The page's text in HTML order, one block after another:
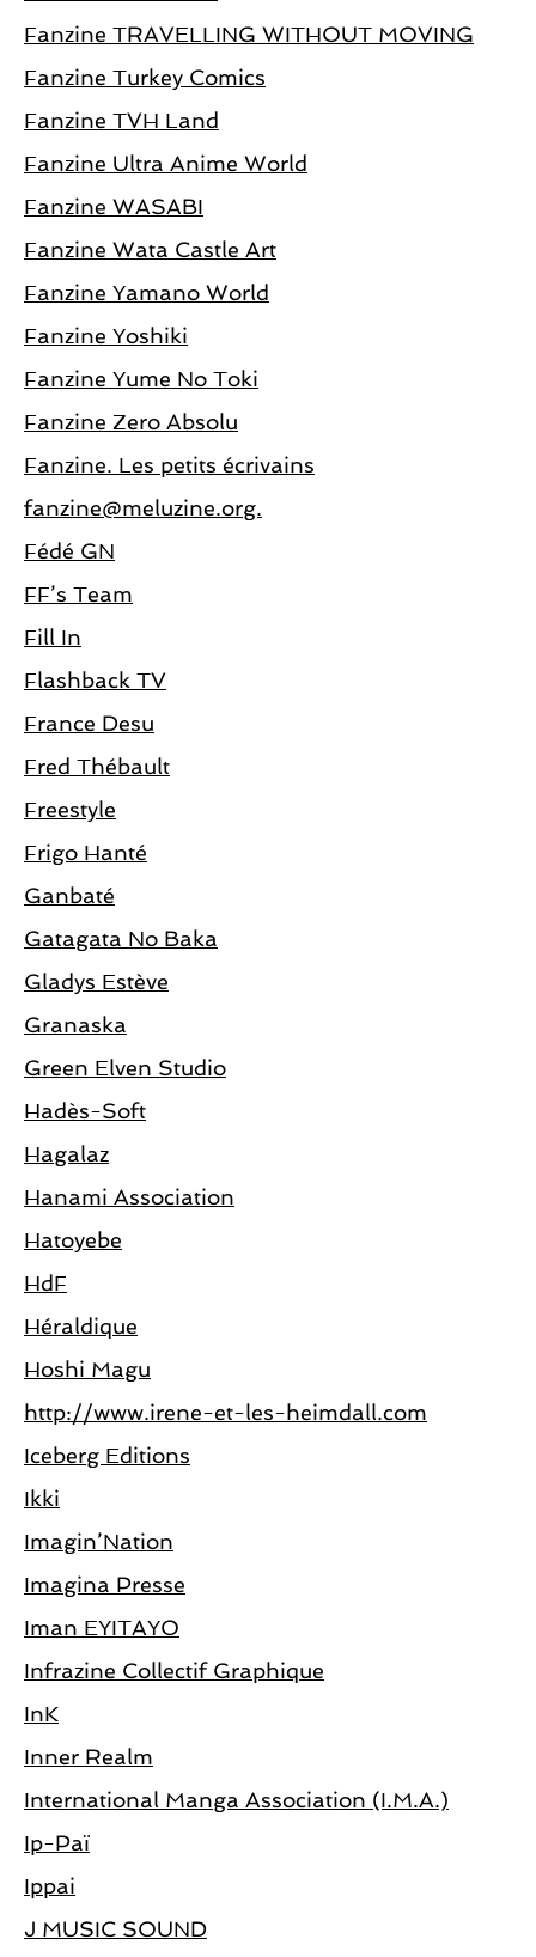
Fanzine TRAVELLING WITHOUT MOVING
Fanzine Turkey Comics
Fanzine TVH Land
Fanzine Ultra Anime World
Fanzine WASABI
Fanzine Wata Castle Art
Fanzine Yamano World
Fanzine Yoshiki
Fanzine Yume No Toki
Fanzine Zero Absolu
Fanzine. Les petits écrivains
fanzine@meluzine.org.
Fédé GN
FF’s Team
Fill In
Flashback TV
France Desu
Fred Thébault
Freestyle
Frigo Hanté
Ganbaté
Gatagata No Baka
Gladys Estève
Granaska
Green Elven Studio
Hadès-Soft
Hagalaz
Hanami Association
Hatoyebe
HdF
Héraldique
Hoshi Magu
http://www.irene-et-les-heimdall.com
Iceberg Editions
Ikki
Imagin’Nation
Imagina Presse
Iman EYITAYO
Infrazine Collectif Graphique
InK
Inner Realm
International Manga Association (I.M.A.)
Ip-Paï
Ippai
J MUSIC SOUND